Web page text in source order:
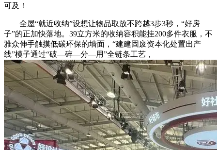
可及！
全屋“就近收纳”设想让物品取放不跨越3步3秒，“好房
子”的正加快落地。39立方米的收纳容积能挂200多件衣服，不
雅众伸手触摸低碳环保的墙面，“建建固废资本化处置出产
线”模子通过“破—碎—分—用”全链条工艺，